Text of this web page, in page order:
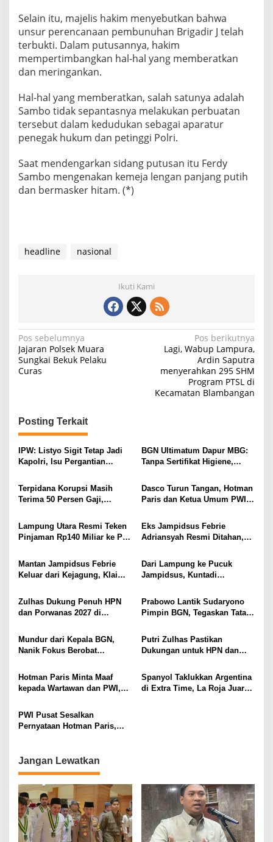
Selain itu, majelis hakim menyebutkan bahwa
unsur perencanaan pembunuhan Brigadir J telah
terbukti. Dalam putusannya, hakim
mempertimbangkan hal-hal yang memberatkan
dan meringankan.
Hal-hal yang memberatkan, salah satunya adalah
Sambo tidak sepantasnya melakukan perbuatan
tersebut dalam kedudukan sebagai aparatur
penegak hukum dan petinggi Polri.
Saat mendengarkan sidang putusan itu Ferdy
Sambo mengenakan kemeja lengan panjang putih
dan bermasker hitam. (*)
headline nasional
Ikuti Kami
N
a
v
a
s
i
o
Pos sebelumnya
Jajaran Polsek Muara
Sungkai Bekuk Pelaku
Curas
Pos berikutnya
Lagi, Wabup Lampura,
Ardin Saputra
menyerahkan 295 SHM
Program PTSL di
Kecamatan Blambangan
Posting Terkait
IPW: Listyo Sigit Tetap Jadi
Kapolri, Isu Pergantian
Kawanan Febrie Adriansyah
BGN Ultimatum Dapur MBG:
Tanpa Sertifikat Higiene,
Terpidana Korupsi Masih
Terima 50 Persen Gaji,
Tunggu Keputusan BKN
Dasco Turun Tangan, Hotman
Paris dan Ketua Umum PWI
Polemik Wartawan?
Lampung Utara Resmi Teken
Pinjaman Rp140 Miliar ke PT
Jalan
Eks Jampidsus Febrie
Adriansyah Resmi Ditahan,
Usai Diperiksa Berjam-jam
Mantan Jampidsus Febrie
Keluar dari Kejagung, Klaim
Dari Lampung ke Pucuk
Jampidsus, Kuntadi
Korupsi Strategis
Zulhas Dukung Penuh HPN
dan Porwanas 2027 di
Prabowo Hadir
Prabowo Lantik Sudaryono
Pimpin BGN, Tegaskan Tata
Program Makan Bergizi
Mundur dari Kepala BGN,
Nanik Fokus Berobat
Posisi Baru
Putri Zulhas Pastikan
Dukungan untuk HPN dan
Lampung Punya Peluang
Promosi Nasional
Hotman Paris Minta Maaf
kepada Wartawan dan PWI,
Pers
Spanyol Taklukkan Argentina
di Extra Time, La Roja Juara
PWI Pusat Sesalkan
Pernyataan Hotman Paris,
Pers
Jangan Lewatkan